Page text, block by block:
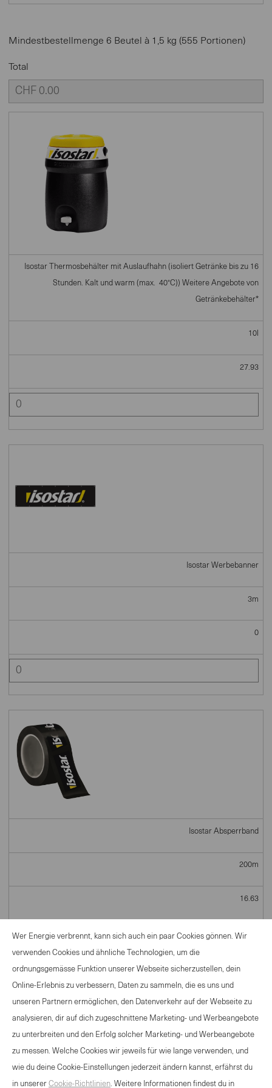
Mindestbestellmenge 6 Beutel à 1,5 kg (555 Portionen)
Total
Isostar Thermosbehälter mit Auslaufhahn (isoliert Getränke bis zu 16
Stunden. Kalt und warm (max. 40°C)) Weitere Angebote von
Getränkebehälter*
10l
27.93
Isostar Werbebanner
3m
0
Isostar Absperrband
200m
16.63
Total Material
Wer Energie verbrennt, kann sich auch ein paar Cookies gönnen. Wir
verwenden Cookies und ähnliche Technologien, um die
ordnungsgemässe Funktion unserer Webseite sicherzustellen, dein
Online-Erlebnis zu verbessern, Daten zu sammeln, die es uns und
unseren Partnern ermöglichen, den Datenverkehr auf der Webseite zu
analysieren, dir auf dich zugeschnittene Marketing- und Werbeangebote
zu unterbreiten und den Erfolg solcher Marketing- und Werbeangebote
zu messen. Welche Cookies wir jeweils für wie lange verwenden, und
wie du deine Cookie-Einstellungen jederzeit ändern kannst, erfährst du
in unserer Cookie-Richtlinien. Weitere Informationen findest du in